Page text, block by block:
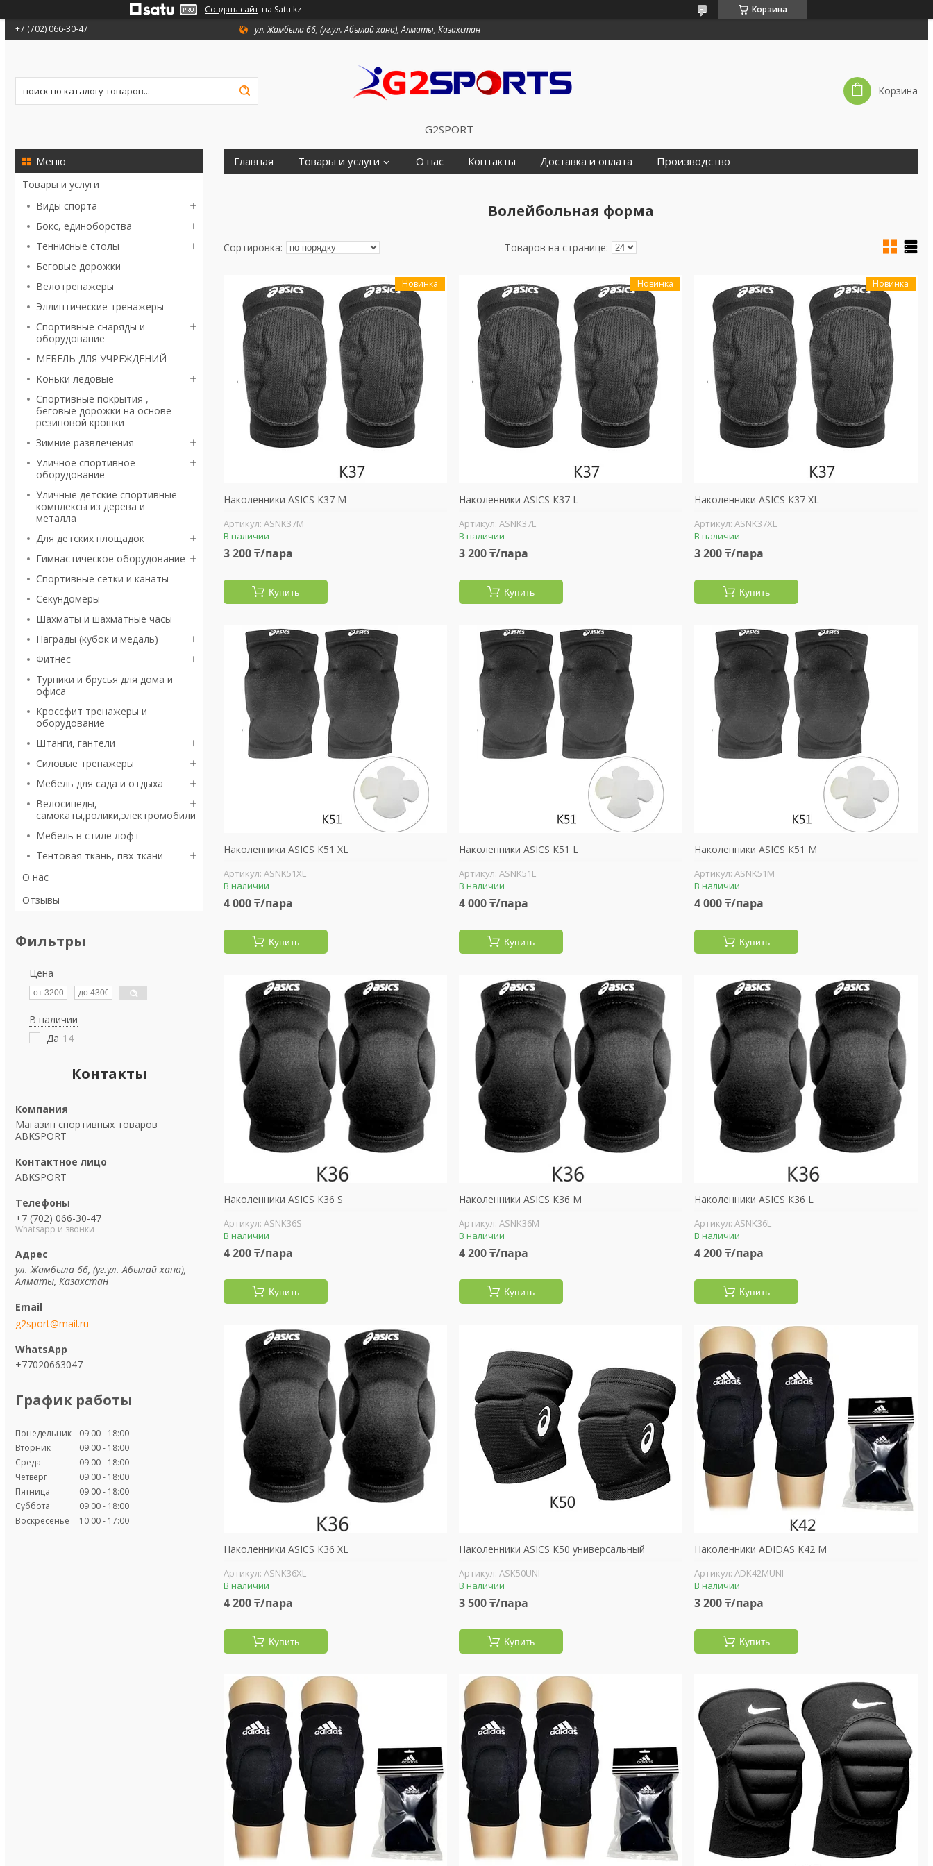
Создать сайт на Satu.kz
Корзина
+7 (702) 066-30-47
ул. Жамбыла 66, (уг.ул. Абылай хана), Алматы, Казахстан
G2SPORT
Корзина
Товары и услуги
Виды спорта
Бокс, единоборства
Теннисные столы
Беговые дорожки
Велотренажеры
Эллиптические тренажеры
Спортивные снаряды и
оборудование
МЕБЕЛЬ ДЛЯ УЧРЕЖДЕНИЙ
Коньки ледовые
Спортивные покрытия ,
беговые дорожки на основе
резиновой крошки
Зимние развлечения
Уличное спортивное
оборудование
Уличные детские спортивные
комплексы из дерева и
металла
Для детских площадок
Гимнастическое оборудование
Спортивные сетки и канаты
Секундомеры
Шахматы и шахматные часы
Награды (кубок и медаль)
Фитнес
Турники и брусья для дома и
офиса
Кроссфит тренажеры и
оборудование
Штанги, гантели
Силовые тренажеры
Мебель для сада и отдыха
Велосипеды,
самокаты,ролики,электромобили
Мебель в стиле лофт
Тентовая ткань, пвх ткани
О нас
Отзывы
Фильтры
Цена
В наличии
Да 14
Контакты
Магазин спортивных товаров
ABKSPORT
ABKSPORT
+7 (702) 066-30-47
Whatsapp и звонки
ул. Жамбыла 66, (уг.ул. Абылай хана),
Алматы, Казахстан
g2sport@mail.ru
+77020663047
График работы
Понедельник 09:00
18:00
Вторник
09:00
18:00
Среда
09:00
18:00
Четверг
09:00
18:00
Пятница
09:00
18:00
Суббота
09:00
18:00
Воскресенье
10:00 17:00
Главная Товары и услуги О нас Контакты Доставка и оплата Производство
Волейбольная форма
Новинка
Наколенники ASICS К37 М
ASNK37M
В наличии
3 200 ₸/пара
Купить
Новинка
Наколенники ASICS К37 L
ASNK37L
В наличии
3 200 ₸/пара
Купить
Новинка
Наколенники ASICS К37 ХL
ASNK37XL
В наличии
3 200 ₸/пара
Купить
Наколенники ASICS К51 ХL
ASNK51XL
В наличии
4 000 ₸/пара
Купить
Наколенники ASICS К51 L
ASNK51L
В наличии
4 000 ₸/пара
Купить
Наколенники ASICS К51 М
ASNK51M
В наличии
4 000 ₸/пара
Купить
Наколенники ASICS К36 S
ASNK36S
В наличии
4 200 ₸/пара
Купить
Наколенники ASICS К36 M
ASNK36M
В наличии
4 200 ₸/пара
Купить
Наколенники ASICS К36 L
ASNK36L
В наличии
4 200 ₸/пара
Купить
Наколенники ASICS К36 XL
ASNK36XL
В наличии
4 200 ₸/пара
Купить
Наколенники ASICS К50 универсальный
ASK50UNI
В наличии
3 500 ₸/пара
Купить
Наколенники ADIDAS K42 М
ADK42MUNI
В наличии
3 200 ₸/пара
Купить